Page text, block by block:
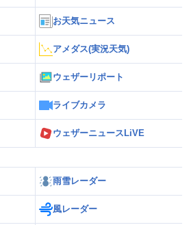
お天気ニュース
アメダス(実況天気)
ウェザーリポート
ライブカメラ
ウェザーニュースLiVE
雨雪レーダー
風レーダー